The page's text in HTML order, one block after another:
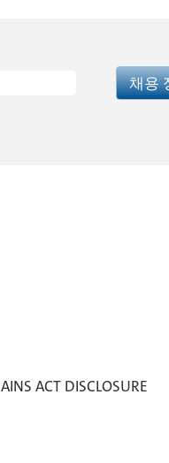
ACT DISCLOSURE